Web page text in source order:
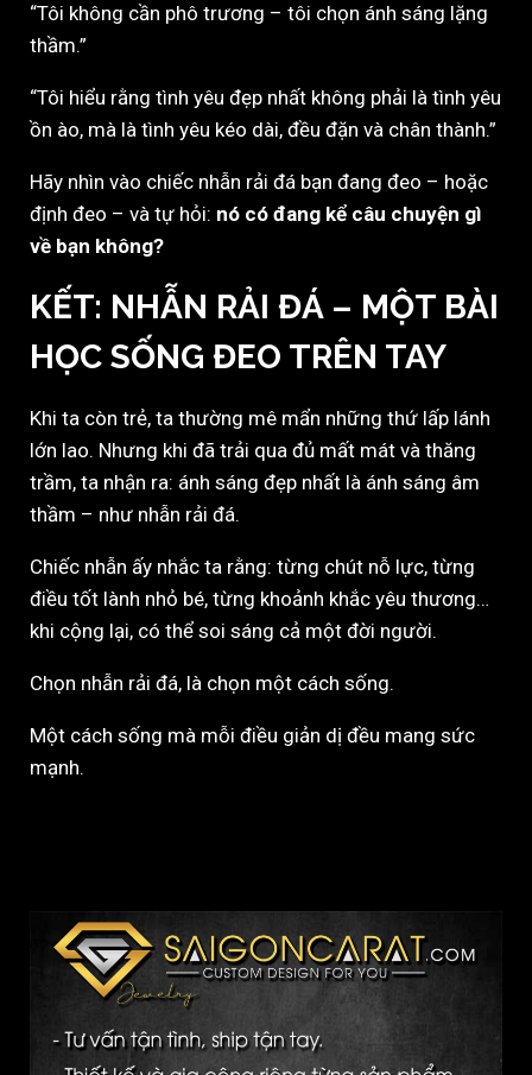
“Tôi không cần phô trương – tôi chọn ánh sáng lặng
thầm.”
“Tôi hiểu rằng tình yêu đẹp nhất không phải là tình yêu
ồn ào, mà là tình yêu kéo dài, đều đặn và chân thành.”
Hãy nhìn vào chiếc nhẫn rải đá bạn đang đeo – hoặc
định đeo – và tự hỏi: nó có đang kể câu chuyện gì
về bạn không?
KẾT: NHẪN RẢI ĐÁ – MỘT BÀI
HỌC SỐNG ĐEO TRÊN TAY
Khi ta còn trẻ, ta thường mê mẩn những thứ lấp lánh
lớn lao. Nhưng khi đã trải qua đủ mất mát và thăng
trầm, ta nhận ra: ánh sáng đẹp nhất là ánh sáng âm
thầm – như nhẫn rải đá.
Chiếc nhẫn ấy nhắc ta rằng: từng chút nỗ lực, từng
điều tốt lành nhỏ bé, từng khoảnh khắc yêu thương…
khi cộng lại, có thể soi sáng cả một đời người.
Chọn nhẫn rải đá, là chọn một cách sống.
Một cách sống mà mỗi điều giản dị đều mang sức
mạnh.